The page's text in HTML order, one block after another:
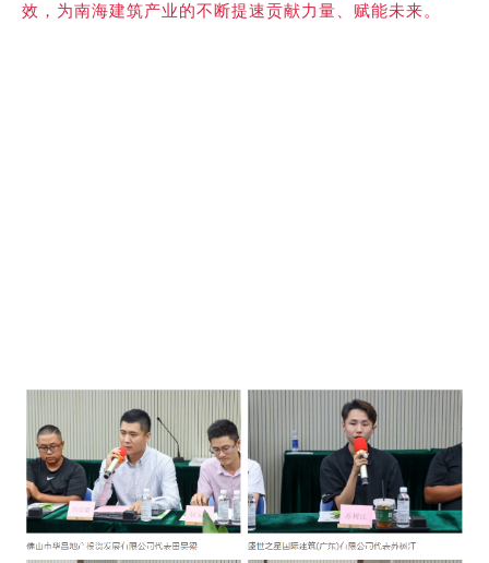
效，为南海建筑产业的不断提速贡献力量、赋能未来。